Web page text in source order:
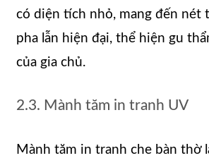
có diện tích nhỏ, mang đến nét
pha lẫn hiện đại, thể hiện gu
của gia chủ.
2.3. Mành tăm in tranh UV
Mành tăm in tranh che bàn thờ